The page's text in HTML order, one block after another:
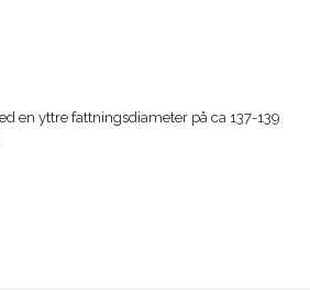
en yttre fattningsdiameter på ca 137-139